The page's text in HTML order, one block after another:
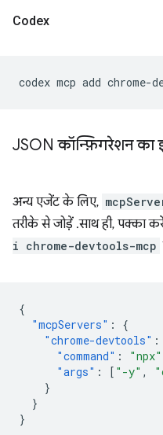
Codex
codex mcp add chrome-
JSON कॉन्फ़िगरेशन का
अन्य एजेंट के लिए,
तरीके से जोड़ें . साथ ही, पक्का
i chrome-devtools-mcp
{
"mcpServers" :
{
"chrome-devtools" :
"command" : "npx"
"args" : [ "-y" ,
}
}
}